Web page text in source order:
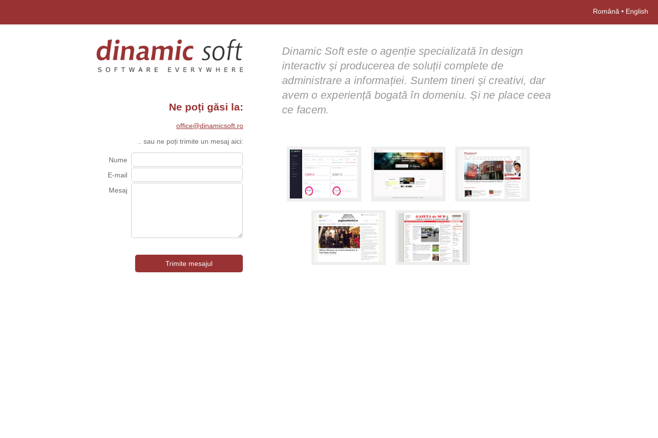
Română • English
Ne poți găsi la:
office@dinamicsoft.ro
.. sau ne poți trimite un mesaj aici:
Nume
E-mail
Mesaj
Dinamic Soft este o agenție specializată în design
interactiv și producerea de soluții complete de
administrare a informației. Suntem tineri și creativi, dar
avem o experiență bogată în domeniu. Și ne place ceea
ce facem.